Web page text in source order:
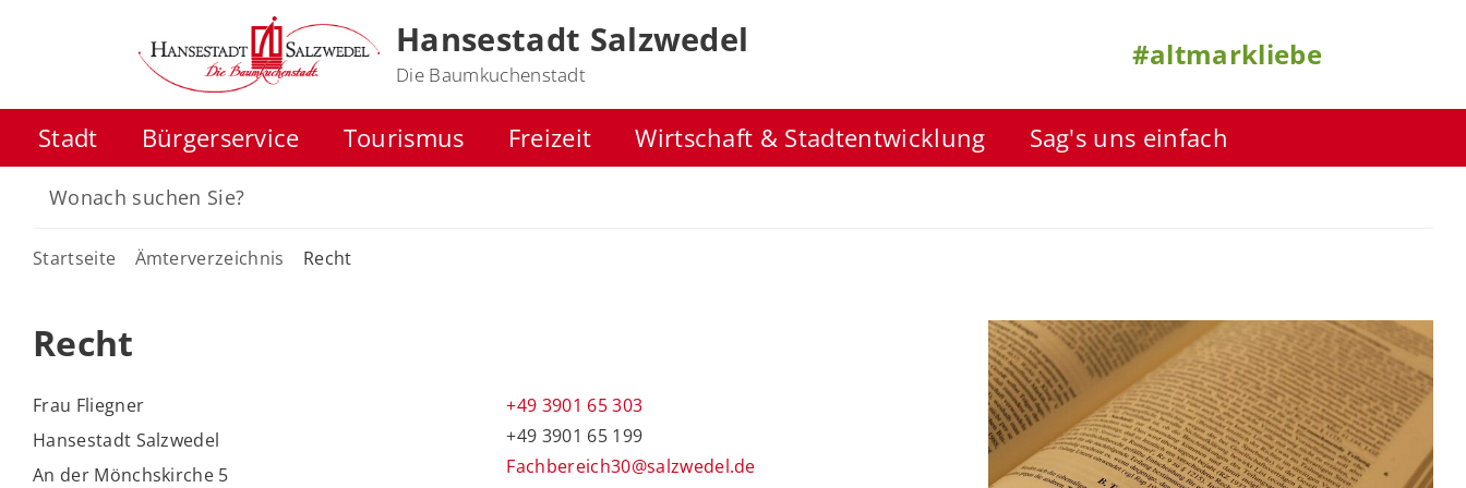
Hansestadt Salzwedel
Die Baumkuchenstadt
#altmarkliebe
Stadt Bürgerservice Tourismus Freizeit Wirtschaft & Stadtentwicklung Sag's uns einfach
Startseite Ämterverzeichnis Recht
Recht
Frau Fliegner
Hansestadt Salzwedel
An der Mönchskirche 5
+49 3901 65 303
+49 3901 65 199
Fachbereich30@salzwedel.de